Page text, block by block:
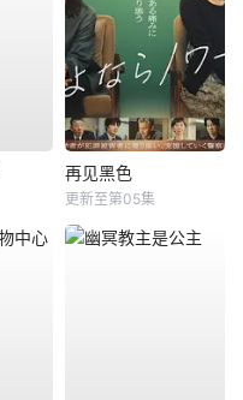
再见黑色
更新至第05集